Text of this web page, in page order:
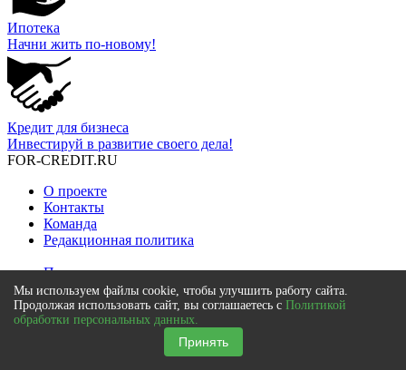
Ипотека
Начни жить по-новому!
Кредит для бизнеса
Инвестируй в развитие своего дела!
FOR-CREDIT.RU
О проекте
Контакты
Команда
Редакционная политика
Пользовательское соглашение
Политика обработки персональных данных
Использование логотипов
Карта сайта
Сайт for-credit.ru не принадлежит финансовой организации и
Мы используем файлы cookie, чтобы улучшить работу сайта.
Продолжая использовать сайт, вы соглашаетесь с Политикой
обработки персональных данных.
Принять